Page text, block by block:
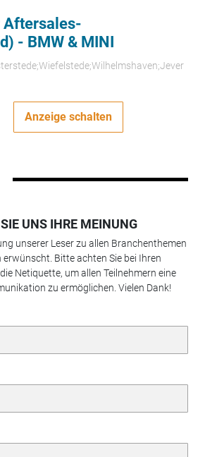
Aftersales-
- BMW & MINI
Anzeige schalten
UNS IHRE MEINUNG
unserer Leser zu allen Branchenthemen
Bitte achten Sie bei Ihren
Netiquette, um allen Teilnehmern eine
zu ermöglichen. Vielen Dank!